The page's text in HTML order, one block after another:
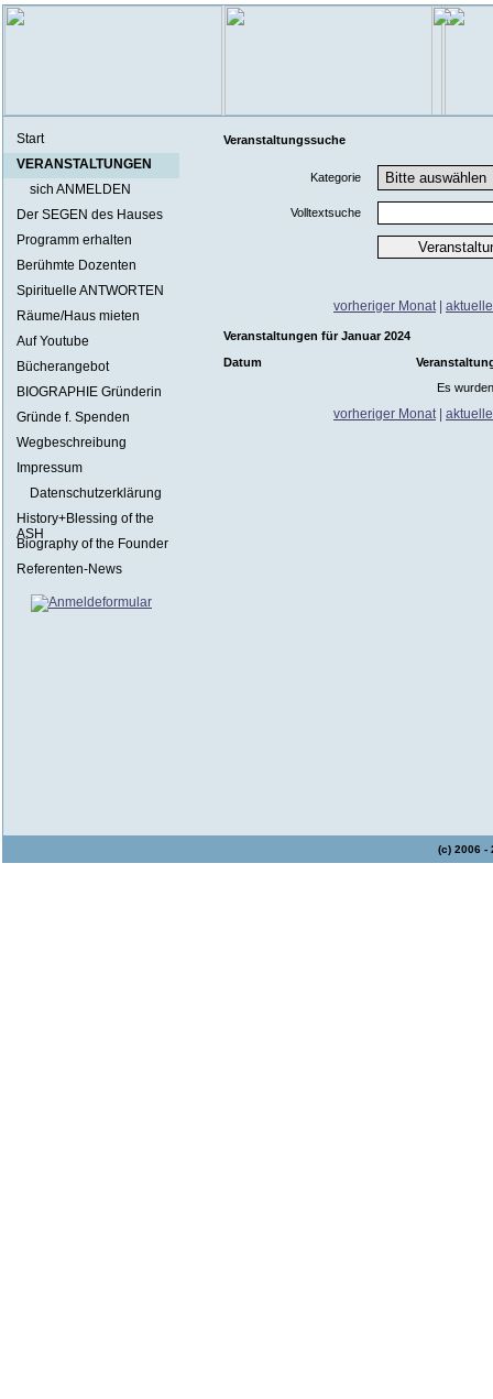
Start
VERANSTALTUNGEN
sich ANMELDEN
Der SEGEN des Hauses
Programm erhalten
Berühmte Dozenten
Spirituelle ANTWORTEN
Räume/Haus mieten
Auf Youtube
Bücherangebot
BIOGRAPHIE Gründerin
Gründe f. Spenden
Wegbeschreibung
Impressum
Datenschutzerklärung
History+Blessing of the
ASH
Biography of the Founder
Referenten-News
Veranstaltungssuche
Kategorie
Volltextsuche
vorheriger Monat|
Veranstaltungen für Januar 2024
Datum
Es
vorheriger Monat|
(c) 2006 -